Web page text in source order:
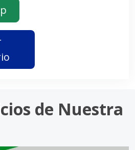
de Nuestra